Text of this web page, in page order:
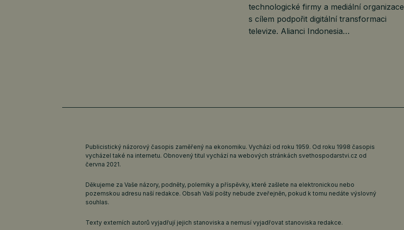
technologické firmy a mediální organizace
s cílem podpořit digitální transformaci
televize. Alianci Indonesia…
Publicistický názorový časopis zaměřený na ekonomiku. Vychází od roku 1959. Od roku 1998 časopis
vycházel také na internetu. Obnovený titul vychází na webových stránkách svethospodarstvi.cz od
června 2021.
Děkujeme za Vaše názory, podněty, polemiky a příspěvky, které zašlete na elektronickou nebo
pozemskou adresu naší redakce. Obsah Vaší pošty nebude zveřejněn, pokud k tomu nedáte výslovný
souhlas.
Texty externích autorů vyjadřují jejich stanoviska a nemusí vyjadřovat stanoviska redakce.